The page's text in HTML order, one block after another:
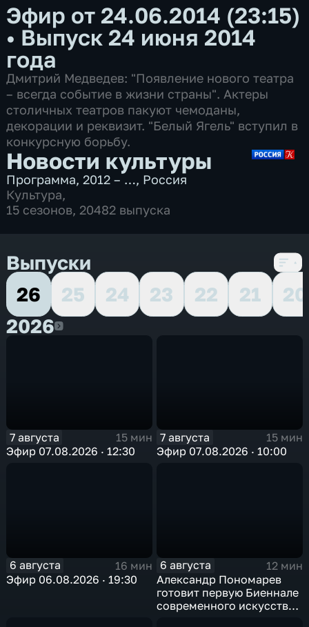
Эфир от 24.06.2014 (23:15)
• Выпуск 24 июня 2014
года
Дмитрий Медведев: "Появление нового театра
– всегда событие в жизни страны". Актеры
столичных театров пакуют чемоданы,
декорации и реквизит. "Белый Ягель" вступил в
конкурсную борьбу.
Новости культуры
Программа,2012 – …, Россия
Культура,
15 сезонов, 20482 выпуска
Выпуски
26
25 24 23 22 21
20
20262026
7 августа
15 мин
Эфир 07.08.2026 · 12:30
7 августа
15 мин
Эфир 07.08.2026 · 10:00
6 августа
16 мин
Эфир 06.08.2026 · 19:30
6 августа
12 мин
Александр Пономарев
готовит первую Биеннале
современного искусства